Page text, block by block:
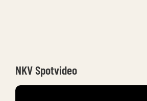
NKV Spotvideo